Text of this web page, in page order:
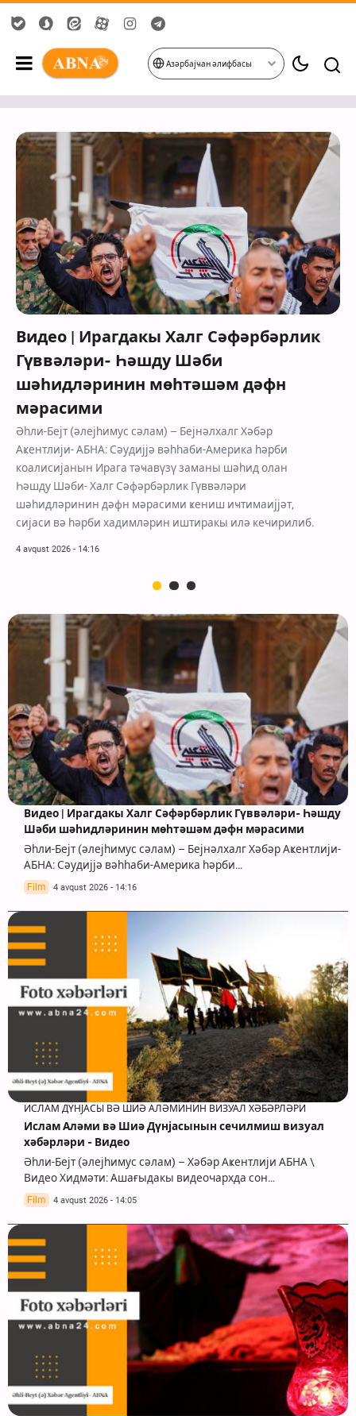
Азәрбајҹан әлифбасы
Видео | Ирагдакы Халг Сәфәрбәрлик
Гүввәләри- Һәшду Шәби
шәһидләринин мөһтәшәм дәфн
мәрасими
Әһли-Бејт (әлејһимус сәлам) – Бејнәлхалг Хәбәр
Аҝентлији- АБНА: Сәудијјә вәһһаби-Америка һәрби
коалисијанын Ирага тәҹавүзү заманы шәһид олан
Һәшду Шәби- Халг Сәфәрбәрлик Гүввәләри
шәһидләринин дәфн мәрасими ҝениш иҹтимаијјәт,
сијаси вә һәрби хадимләрин иштиракы илә кечирилиб.
4 avqust 2026 - 14:16
Видео | Ирагдакы Халг Сәфәрбәрлик Гүввәләри- Һәшду
Шәби шәһидләринин мөһтәшәм дәфн мәрасими
Әһли-Бејт (әлејһимус сәлам) – Бејнәлхалг Хәбәр Аҝентлији-
АБНА: Сәудијјә вәһһаби-Америка һәрби…
Film 4 avqust 2026 - 14:16
ИСЛАМ ДҮНЈАСЫ ВӘ ШИӘ АЛӘМИНИН ВИЗУАЛ ХӘБӘРЛӘРИ
Ислам Аләми вә Шиә Дүнјасынын сечилмиш визуал
хәбәрләри - Видео
Әһли-Бејт (әлејһимус сәлам) – Хәбәр Аҝентлији АБНА \
Видео Хидмәти: Ашағыдакы видеочархда сон…
Film 4 avqust 2026 - 14:05